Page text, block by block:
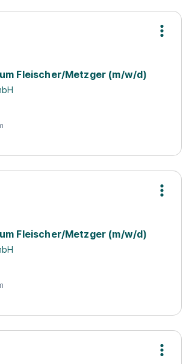
Fleischer/Metzger (m/w/d)
Fleischer/Metzger (m/w/d)